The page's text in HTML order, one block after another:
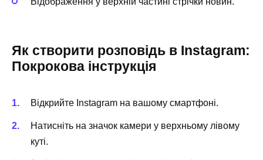
Як створити розповідь в Instagram:
Покрокова інструкція
Відкрийте Instagram на вашому смартфоні.
Натисніть на значок камери у верхньому лівому
куті.